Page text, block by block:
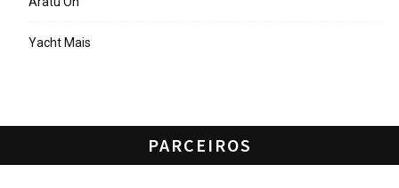
Yacht Mais
PARCEIROS